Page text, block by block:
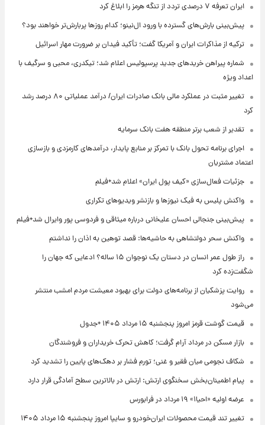
ایران تعرفه ۷ درصدی تردد از تنگه هرمز را ابلاغ کرد
پیش‌بینی بارش‌های گسترده با ورود ال‌نینو؛ کدام روزها پربارش‌تر خواهند بود؟
ترکیه از مذاکرات ایران و آمریکا گفت؛ تأکید فیدان بر ضرورت مهار اسرائیل
شماره پیراهن خریدهای جدید پرسپولیس اعلام شد؛ تیکدری، محبی و سرگیف با
اعداد ویژه
تغییر مثبت در عملکرد مالی بانک صادرات ایران/ درآمد عملیاتی ۸۰ درصد رشد
کرد
تقدیر از شعب برتر منطقه هفت بانک سرمایه
اجرای برنامه تحول بانک با تمرکز بر منابع پایدار، درآمدهای کارمزدی و بازسازی
اعتماد مشتریان
جزئیات فعال‌سازی «کیف پول ایران» اعلام شد+فیلم
واکنش پلیس به فیک نیوزها و بازنشر ویدیوهای تکراری
پیش‌بینی جنجالی احسان علیخانی درباره میثاقی و فردوسی پور وایرال شد+فیلم
واکنش سحر دولتشاهی به حاشیه‌ها: قصد توهین به اذان را نداشتم
راز طول عمر انسان در دستان یک نوجوان ۱۵ ساله؟ ادعایی که جهان را
شگفت‌زده کرد
روایت پزشکیان از برنامه‌های دولت برای بهبود معیشت مردم امشب منتشر
می‌شود
قیمت گوشت قرمز امروز پنجشنبه ۱۵ مرداد ۱۴۰۵ +جدول
بازار مسکن در مرداد آرام گرفت؛ کاهش تحرک خریداران و فروشندگان
شکاف نجومی میان فقیر و غنی؛ تورم فشار بر دهک‌های پایین را تشدید کرد
پیام اطمینان‌بخش سخنگوی ارتش: ارتش در بالاترین سطح آمادگی قرار دارد
عرضه اولیه «احیا۱» ۱۹ مرداد در فرابورس
تغییر تند قیمت محصولات ایران‌خودرو و سایپا امروز پنجشنبه ۱۵ مرداد ۱۴۰۵